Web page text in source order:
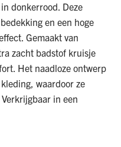
donkerrood. Deze
en een hoge
Gemaakt van
zacht badstof kruisje
Het naadloze ontwerp
waardoor ze
in een